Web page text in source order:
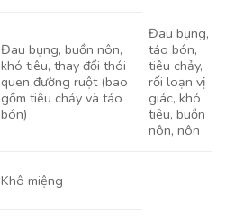
Đau bụng, buồn nôn,
khó tiêu, thay đổi thói
quen đường ruột (bao
gồm tiêu chảy và táo
bón)
Đau bụng,
táo bón,
tiêu chảy,
rối loạn vị
giác, khó
tiêu, buồn
nôn, nôn
Khô miệng